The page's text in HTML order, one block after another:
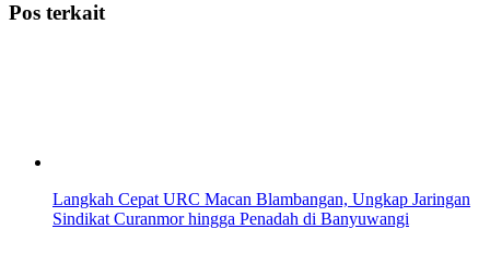
Pos terkait
Langkah Cepat URC Macan Blambangan, Ungkap Jaringan
Sindikat Curanmor hingga Penadah di Banyuwangi